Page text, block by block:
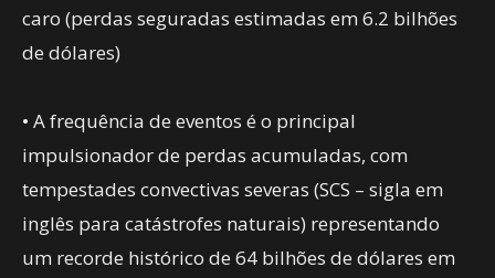
caro (perdas seguradas estimadas em 6.2 bilhões
de dólares)
• A frequência de eventos é o principal
impulsionador de perdas acumuladas, com
tempestades convectivas severas (SCS – sigla em
inglês para catástrofes naturais) representando
um recorde histórico de 64 bilhões de dólares em